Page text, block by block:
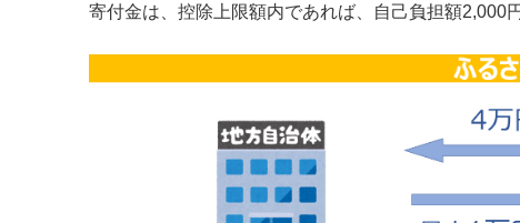
寄付金は、控除上限額内であれば、自己負担額2,000